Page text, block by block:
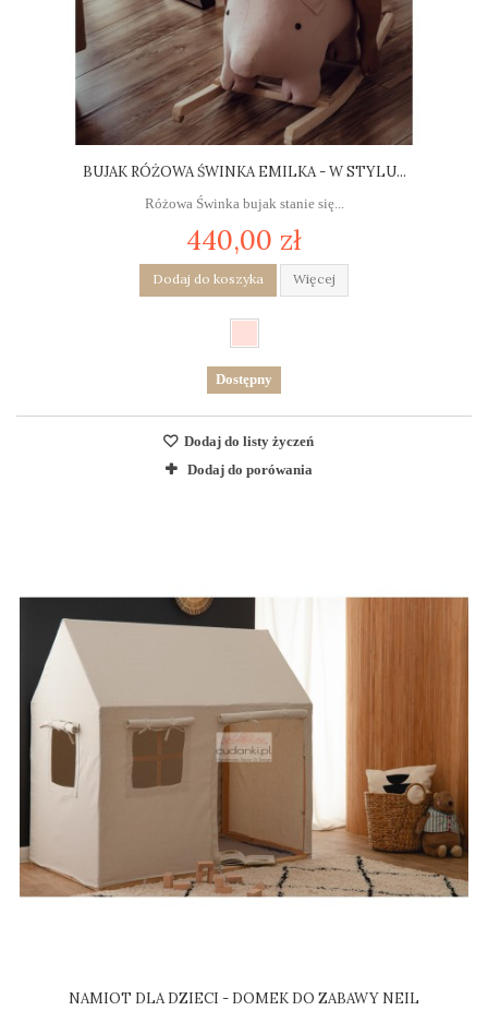
BUJAK RÓŻOWA ŚWINKA EMILKA - W STYLU...
Różowa Świnka bujak stanie się...
440,00 zł
Dodaj do koszyka Więcej
Dostępny
Dodaj do listy życzeń
Dodaj do porówania
NAMIOT DLA DZIECI - DOMEK DO ZABAWY NEIL